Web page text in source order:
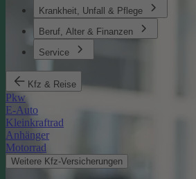
Krankheit, Unfall & Pflege
Beruf, Alter & Finanzen
Service
Kfz & Reise
Pkw
E-Auto
Kleinkraftrad
Anhänger
Motorrad
Weitere Kfz-Versicherungen